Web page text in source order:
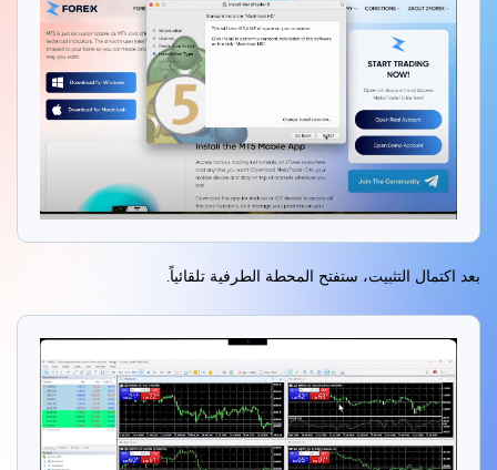
بعد اكتمال التثبيت، ستفتح المحطة الطرفية تلقائياً.